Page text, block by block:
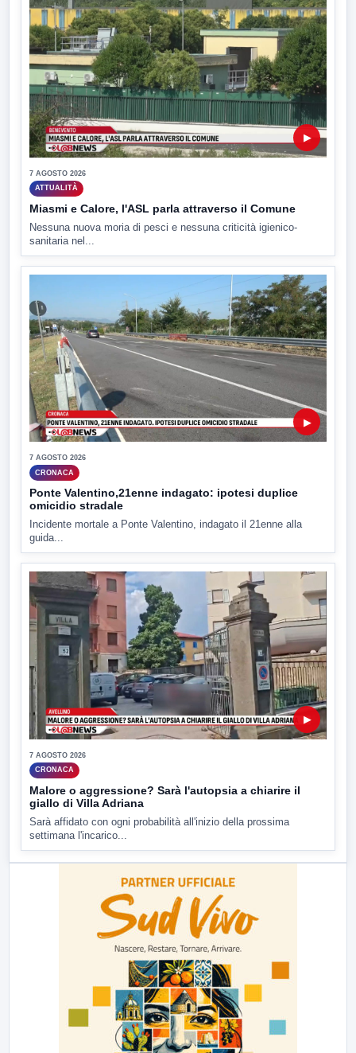
▶
7 AGOSTO 2026
ATTUALITÀ
Miasmi e Calore, l'ASL parla attraverso il Comune
Nessuna nuova moria di pesci e nessuna criticità igienico-
sanitaria nel...
▶
7 AGOSTO 2026
CRONACA
Ponte Valentino,21enne indagato: ipotesi duplice
omicidio stradale
Incidente mortale a Ponte Valentino, indagato il 21enne alla
guida...
▶
7 AGOSTO 2026
CRONACA
Malore o aggressione? Sarà l'autopsia a chiarire il
giallo di Villa Adriana
Sarà affidato con ogni probabilità all'inizio della prossima
settimana l'incarico...